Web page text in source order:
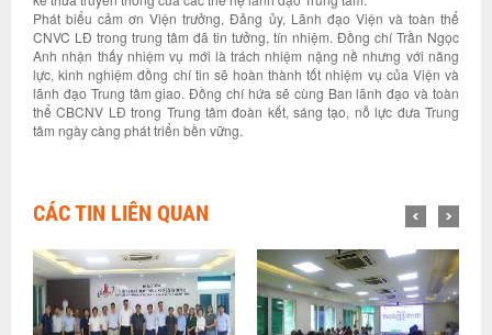
Phát biểu cảm ơn Viện trưởng, Đảng ủy, Lãnh đạo Viện và toàn thể
CNVC LĐ trong trung tâm đã tin tưởng, tín nhiệm. Đồng chí Trần Ngọc
Anh nhận thấy nhiệm vụ mới là trách nhiệm nặng nề nhưng với năng
lực, kinh nghiệm đồng chí tin sẽ hoàn thành tốt nhiệm vụ của Viện và
lãnh đạo Trung tâm giao. Đồng chí hứa sẽ cùng Ban lãnh đạo và toàn
thể CBCNV LĐ trong Trung tâm đoàn kết, sáng tạo, nỗ lực đưa Trung
tâm ngày càng phát triển bền vững.
CÁC TIN LIÊN QUAN